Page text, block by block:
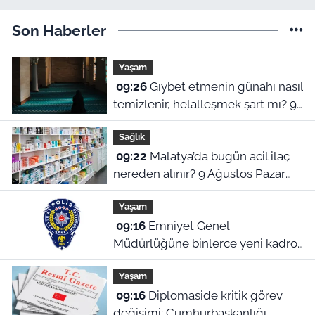
Son Haberler
Yaşam
09:26Gıybet etmenin günahı nasıl
temizlenir, helalleşmek şart mı? 9
Ağustos Malatya ezan vakitleri
Sağlık
09:22
nereden alınır? 9 Ağustos Pazar
nöbetçi eczaneler
Yaşam
09:16Emniyet Genel
Müdürlüğüne binlerce yeni kadro!
Cumhurbaşkanlığı Kararı Resmi
Gazete’de
Yaşam
09:16Diplomaside kritik görev